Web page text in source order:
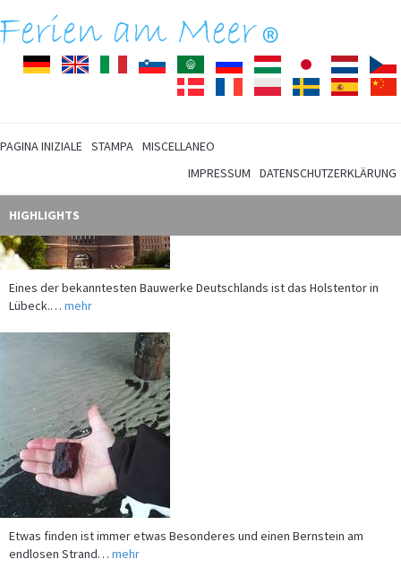
DeutschEnglish ItalianoSlovenščinaArabischPусскийMagyar Japanisch
Dansk
FrançaisPolski SvenskaEspañol
PAGINA INIZIALE STAMPA MISCELLANEO
IMPRESSUM
DATENSCHUTZERKLÄRUNG
HIGHLIGHTS
Lübeck.…mehr
endlosen Strand…mehr